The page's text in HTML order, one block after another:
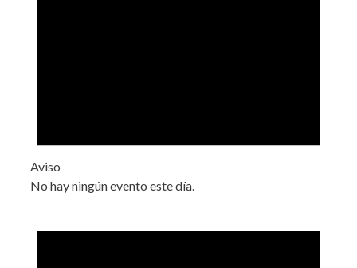
Aviso
No hay ningún evento este día.